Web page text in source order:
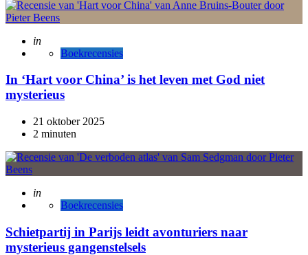
Posted
in
Boekrecensies
In ‘Hart voor China’ is het leven met God niet
mysterieus
21 oktober 2025
2 minuten
Posted
in
Boekrecensies
Schietpartij in Parijs leidt avonturiers naar
mysterieus gangenstelsels